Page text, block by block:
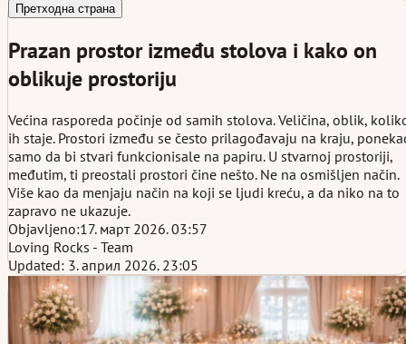
Претходна страна
Prazan prostor između stolova i kako on
oblikuje prostoriju
Većina rasporeda počinje od samih stolova. Veličina, oblik,
ih staje. Prostori između se često prilagođavaju na kraju,
samo da bi stvari funkcionisale na papiru. U stvarnoj prostoriji,
međutim, ti preostali prostori čine nešto. Ne na osmišljen način.
Više kao da menjaju način na koji se ljudi kreću, a da niko na to
zapravo ne ukazuje.
Objavljeno:17. март 2026. 03:57
Loving Rocks - Team
Updated: 3. април 2026. 23:05